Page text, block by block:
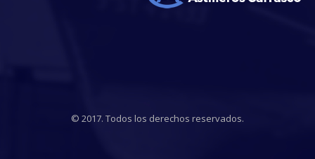
© 2017. Todos los derechos reservados.